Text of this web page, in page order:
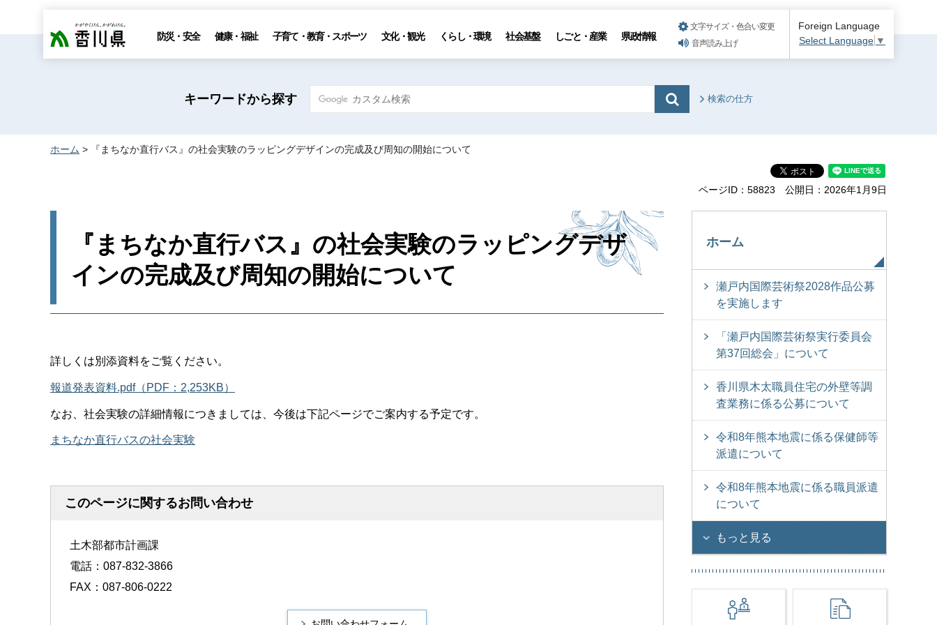
香川県 防災・安全 健康・福祉 子育て・教育・スポーツ 文化・観光 くらし・環境 社会基盤 しごと・産業 県政情報
文字サイズ・色合い変更
音声読み上げ
Foreign Language
Select Language ▼
キーワードから探す 検索の仕方
ホーム > 『まちなか直行バス』の社会実験のラッピングデザインの完成及び周知の開始について
ページID：58823 公開日：2026年1月9日
『まちなか直行バス』の社会実験のラッピングデザ
インの完成及び周知の開始について
詳しくは別添資料をご覧ください。
報道発表資料.pdf（PDF：2,253KB）
なお、社会実験の詳細情報につきましては、今後は下記ページでご案内する予定です。
まちなか直行バスの社会実験
このページに関するお問い合わせ
土木部都市計画課
電話：087-832-3866
FAX：087-806-0222
ホーム
瀬戸内国際芸術祭2028作品公募
を実施します
「瀬戸内国際芸術祭実行委員会
第37回総会」について
香川県木太職員住宅の外壁等調
査業務に係る公募について
令和8年熊本地震に係る保健師等
派遣について
令和8年熊本地震に係る職員派遣
について
もっと見る